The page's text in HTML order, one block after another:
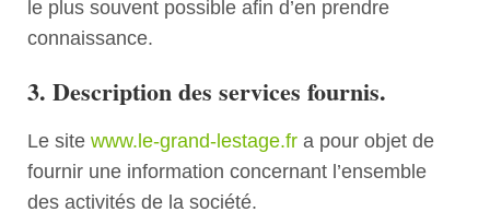
le plus souvent possible afin d’en prendre
connaissance.
3. Description des services fournis.
Le site www.le-grand-lestage.fr a pour objet de
fournir une information concernant l’ensemble
des activités de la société.